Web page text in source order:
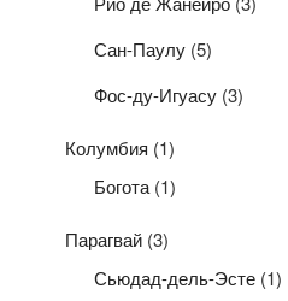
Сан-Паулу (5)
Фос-ду-Игуасу (3)
Колумбия (1)
Богота (1)
Парагвай (3)
Сьюдад-дель-Эсте (1)